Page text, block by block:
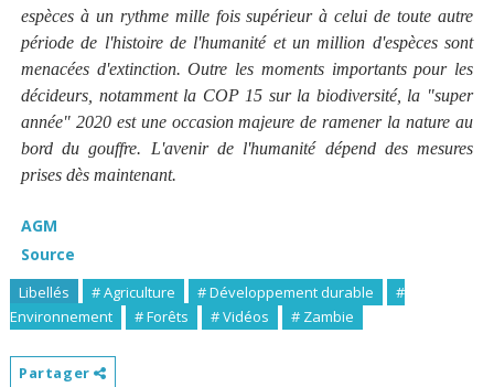
espèces à un rythme mille fois supérieur à celui de toute autre
période de l'histoire de l'humanité et un million d'espèces sont
menacées d'extinction. Outre les moments importants pour les
décideurs, notamment la COP 15 sur la biodiversité, la "super
année" 2020 est une occasion majeure de ramener la nature au
bord du gouffre. L'avenir de l'humanité dépend des mesures
prises dès maintenant.
AGM
Source
Libellés # Agriculture # Développement durable
#
Environnement
# Forêts # Vidéos # Zambie
Partager